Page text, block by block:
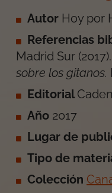
Autor Hoy por
Referencias
Madrid Sur (2017).
sobre los gitanos.
Editorial
Año 2017
Lugar de
Tipo de
Colección